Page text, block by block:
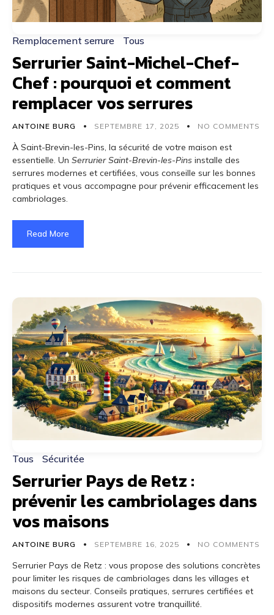
Remplacement serrure Tous
Serrurier Saint-Michel-Chef-
Chef : pourquoi et comment
remplacer vos serrures
ANTOINE BURG SEPTEMBRE 17, 2025 NO COMMENTS
À Saint-Brevin-les-Pins, la sécurité de votre maison est
essentielle. Un Serrurier Saint-Brevin-les-Pins installe des
serrures modernes et certifiées, vous conseille sur les bonnes
pratiques et vous accompagne pour prévenir efficacement les
cambriolages.
Read More
Tous Sécuritée
Serrurier Pays de Retz :
prévenir les cambriolages dans
vos maisons
ANTOINE BURG SEPTEMBRE 16, 2025 NO COMMENTS
Serrurier Pays de Retz : vous propose des solutions concrètes
pour limiter les risques de cambriolages dans les villages et
maisons du secteur. Conseils pratiques, serrures certifiées et
dispositifs modernes assurent votre tranquillité.